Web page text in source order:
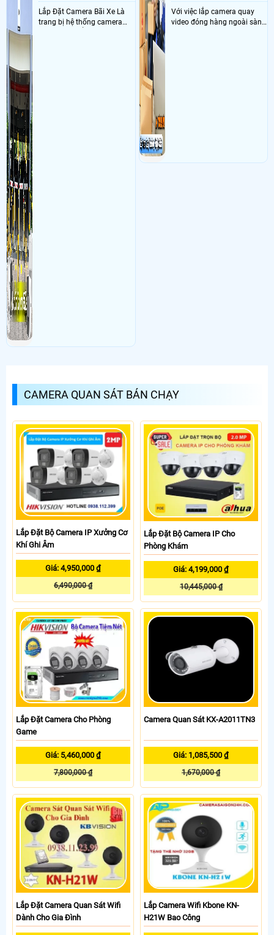
Lắp Đặt Camera Bãi Xe Là
trang bị hệ thống camera
Với việc lắp camera quay
video đóng hàng ngoài sàn
CAMERA QUAN SÁT BÁN CHẠY
Lắp Đặt Bộ Camera IP Xưởng Cơ
Khí Ghi Âm
Giá: 4,950,000 ₫
6,490,000 ₫
Lắp Đặt Bộ Camera IP Cho
Phòng Khám
Giá: 4,199,000 ₫
10,445,000 ₫
Lắp Đặt Camera Cho Phòng
Game
Giá: 5,460,000 ₫
7,800,000 ₫
Camera Quan Sát KX-A2011TN3
Giá: 1,085,500 ₫
1,670,000 ₫
Lắp Đặt Camera Quan Sát Wifi
Dành Cho Gia Đình
Lắp Camera Wifi Kbone KN-
H21W Bao Công